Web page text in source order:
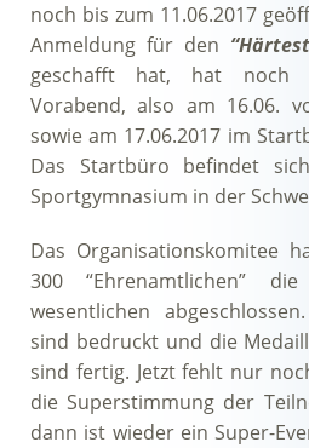
noch bis zum 11.06.2017
Anmeldung für den
geschafft hat, hat noch
Vorabend, also am 16.06.
sowie am 17.06.2017 im
Das Startbüro befindet
Sportgymnasium in der
Das Organisationskomitee
300 “Ehrenamtlichen”
wesentlichen
sind bedruckt und die
sind fertig. Jetzt fehlt nur
die Superstimmung der
dann ist wieder ein Super-